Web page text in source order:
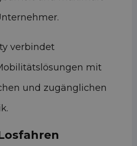
verbindet
mit
und zugänglichen